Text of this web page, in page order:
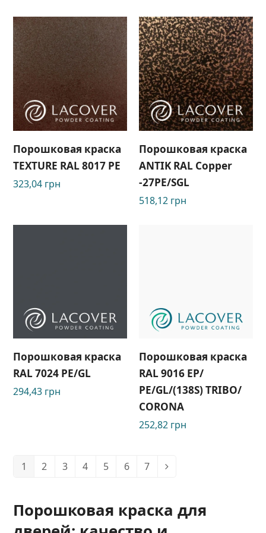
Порошковая краска
TEXTURE RAL 8017 РЕ
323,04 грн
Порошковая краска
ANTIK RAL Copper
-27РЕ/SGL
518,12 грн
Порошковая краска
RAL 7024 РЕ/GL
294,43 грн
Порошковая краска
RAL 9016 ЕР/
РЕ/GL/(138S) TRIBO/
CORONA
252,82 грн
1 2 3 4 5 6 7
Порошковая краска для